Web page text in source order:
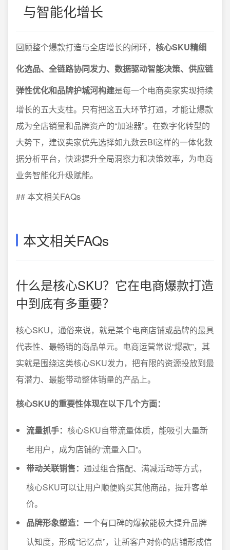
与智能化增长
回顾整个爆款打造与全店增长的闭环， 核心SKU精细
化选品、全链路协同发力、数据驱动智能决策、供应链
弹性优化和品牌护城河构建是每一个电商卖家实现持续
增长的五大支柱。只有把这五大环节打通，才能让爆款
成为全店销量和品牌资产的“加速器”。在数字化转型的
大势下，建议卖家优先选择如九数云BI这样的一体化数
据分析平台，快速提升全局洞察力和决策效率，为电商
业务智能化升级赋能。
## 本文相关FAQs
本文相关FAQs
什么是核心SKU？它在电商爆款打造
中到底有多重要？
核心SKU，通俗来说，就是某个电商店铺或品牌的最具
代表性、最畅销的商品单元。电商运营常说“爆款”，其
实就是围绕这类核心SKU发力，把有限的资源投放到最
有潜力、最能带动整体销量的产品上。
核心SKU的重要性体现在以下几个方面：
流量抓手： 核心SKU自带流量体质，能吸引大量新
老用户，成为店铺的“流量入口”。
带动关联销售： 通过组合搭配、满减活动等方式，
核心SKU可以让用户顺便购买其他商品，提升客单
价。
品牌形象塑造： 一个有口碑的爆款能极大提升品牌
认知度，形成“记忆点”，让新客户对你的店铺形成信